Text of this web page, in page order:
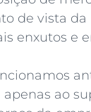
de vista
enxutos e
apenas ao